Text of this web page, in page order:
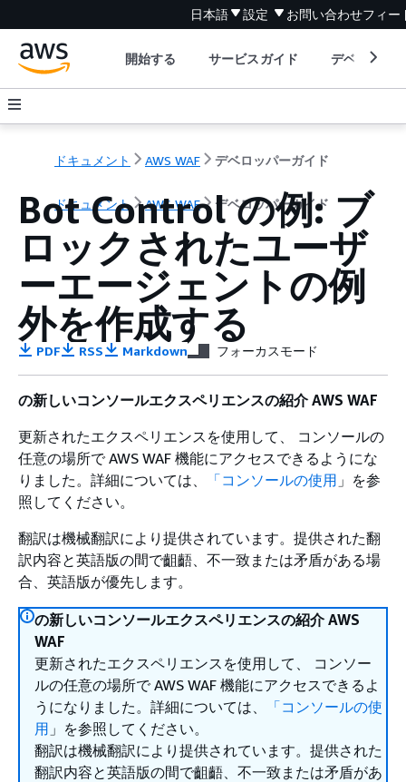
日本語 設定 お問い合わせフィー
開始する サービスガイド デベロッパ
ドキュメント AWS WAF デベロッパーガイド
ドキュメント AWS WAF デベロッパーガイド
Bot Control の例: ブ
ロックされたユーザ
ーエージェントの例
外を作成する
PDF RSS Markdown フォーカスモード
の新しいコンソールエクスペリエンスの紹介 AWS WAF
更新されたエクスペリエンスを使用して、 コンソールの
任意の場所で AWS WAF 機能にアクセスできるようにな
りました。詳細については、
「コンソールの使用 」を参
照してください。
翻訳は機械翻訳により提供されています。提供された翻
訳内容と英語版の間で齟齬、不一致または矛盾がある場
合、英語版が優先します。
の新しいコンソールエクスペリエンスの紹介 AWS
WAF
更新されたエクスペリエンスを使用して、 コンソー
ルの任意の場所で AWS WAF 機能にアクセスできるよ
うになりました。詳細については、
「コンソールの使
用 」を参照してください。
翻訳は機械翻訳により提供されています。提供された
翻訳内容と英語版の間で齟齬、不一致または矛盾があ